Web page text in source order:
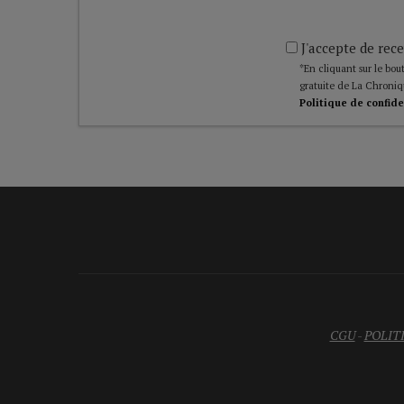
J'accepte de
*En cliquant sur le
gratuite de La
Politique de
CGU-